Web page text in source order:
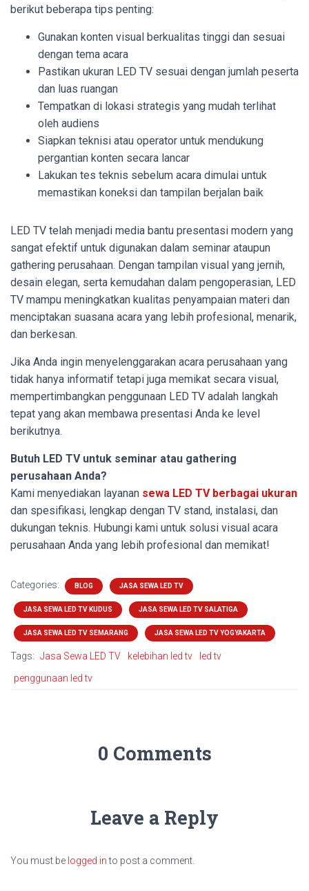
berikut beberapa tips penting:
Gunakan konten visual berkualitas tinggi dan sesuai
dengan tema acara
Pastikan ukuran LED TV sesuai dengan jumlah peserta
dan luas ruangan
Tempatkan di lokasi strategis yang mudah terlihat
oleh audiens
Siapkan teknisi atau operator untuk mendukung
pergantian konten secara lancar
Lakukan tes teknis sebelum acara dimulai untuk
memastikan koneksi dan tampilan berjalan baik
LED TV telah menjadi media bantu presentasi modern yang
sangat efektif untuk digunakan dalam seminar ataupun
gathering perusahaan. Dengan tampilan visual yang jernih,
desain elegan, serta kemudahan dalam pengoperasian, LED
TV mampu meningkatkan kualitas penyampaian materi dan
menciptakan suasana acara yang lebih profesional, menarik,
dan berkesan.
Jika Anda ingin menyelenggarakan acara perusahaan yang
tidak hanya informatif tetapi juga memikat secara visual,
mempertimbangkan penggunaan LED TV adalah langkah
tepat yang akan membawa presentasi Anda ke level
berikutnya.
Butuh LED TV untuk seminar atau gathering
perusahaan Anda?
Kami menyediakan layanan sewa LED TV berbagai ukuran
dan spesifikasi, lengkap dengan TV stand, instalasi, dan
dukungan teknis. Hubungi kami untuk solusi visual acara
perusahaan Anda yang lebih profesional dan memikat!
Categories: BLOG JASA SEWA LED TV
JASA SEWA LED TV KUDUS JASA SEWA LED TV SALATIGA
JASA SEWA LED TV SEMARANG JASA SEWA LED TV YOGYAKARTA
Tags: Jasa Sewa LED TV kelebihan led tv
led tv
penggunaan led tv
0 Comments
Leave a Reply
You must be logged into post a comment.